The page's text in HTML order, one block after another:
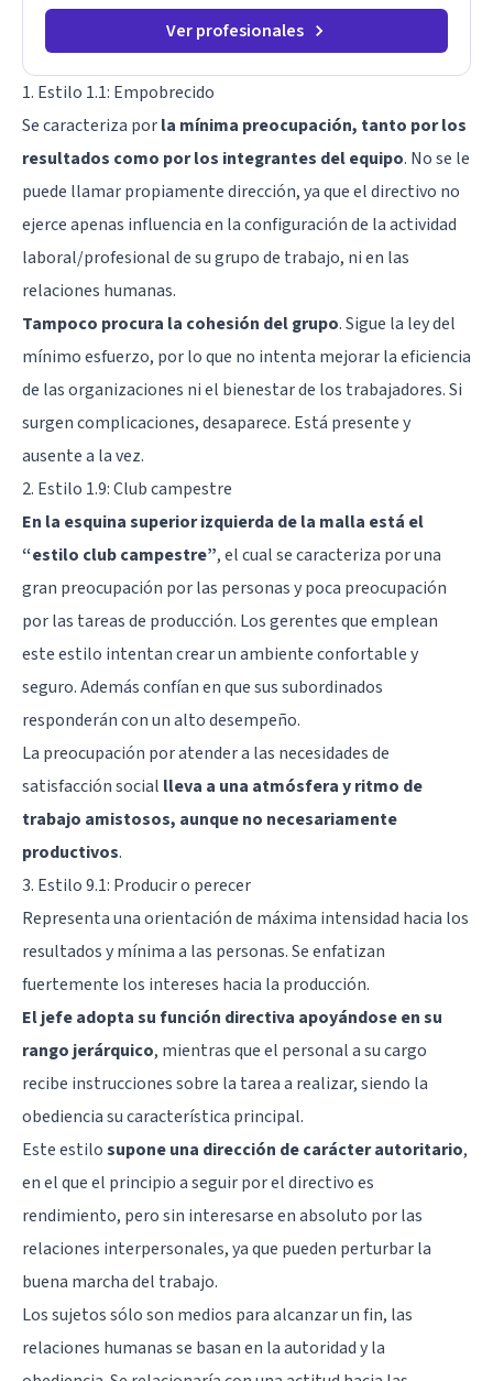
Ver profesionales
1. Estilo 1.1: Empobrecido
Se caracteriza porla mínima preocupación, tanto por los
resultados como por los integrantes del equipo. No se le
puede llamar propiamente dirección, ya que el directivo no
ejerce apenas influencia en la configuración de la actividad
laboral/profesional de su grupo de trabajo, ni en las
relaciones humanas.
Tampoco procura la cohesión del grupo. Sigue la ley del
mínimo esfuerzo, por lo que no intenta mejorar la eficiencia
de las organizaciones ni el bienestar de los trabajadores. Si
surgen complicaciones, desaparece. Está presente y
ausente a la vez.
2. Estilo 1.9: Club campestre
En la esquina superior izquierda de la malla está el
“estilo club campestre”, el cual se caracteriza por una
gran preocupación por las personas y poca preocupación
por las tareas de producción. Los gerentes que emplean
este estilo intentan crear un ambiente confortable y
seguro. Además confían en que sus subordinados
responderán con un alto desempeño.
La preocupación por atender a las necesidades de
satisfacción social lleva a una atmósfera y ritmo de
trabajo amistosos, aunque no necesariamente
productivos.
3. Estilo 9.1: Producir o perecer
Representa una orientación de máxima intensidad hacia los
resultados y mínima a las personas. Se enfatizan
fuertemente los intereses hacia la producción.
El jefe adopta su función directiva apoyándose en su
rango jerárquico, mientras que el personal a su cargo
recibe instrucciones sobre la tarea a realizar, siendo la
obediencia su característica principal.
Este estilosupone una dirección de carácter autoritario,
en el que el principio a seguir por el directivo es
rendimiento, pero sin interesarse en absoluto por las
relaciones interpersonales, ya que pueden perturbar la
buena marcha del trabajo.
Los sujetos sólo son medios para alcanzar un fin, las
relaciones humanas se basan en la autoridad y la